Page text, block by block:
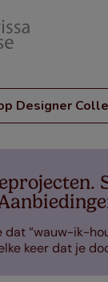
Designer
dat “wauw-ik-
keer dat je